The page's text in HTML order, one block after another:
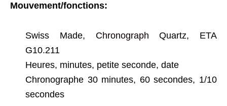
Mouvement/fonctions:
Swiss Made, Chronograph Quartz, ETA
G10.211
Heures, minutes, petite seconde, date
Chronographe 30 minutes, 60 secondes, 1/10
secondes